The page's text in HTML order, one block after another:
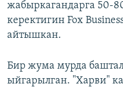
жабыркагандарга 50-
керектигин Fox
айтышкан.
Бир жума мурда
ыйгарылган. "Харви"